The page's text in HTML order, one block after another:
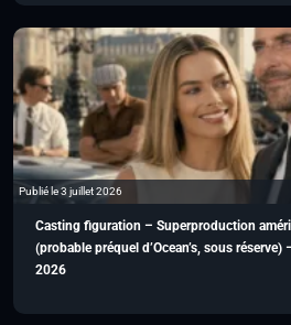
Publié le 3 juillet 2026
Casting figuration – Superproduction
(probable préquel d’Ocean’s, sous
2026